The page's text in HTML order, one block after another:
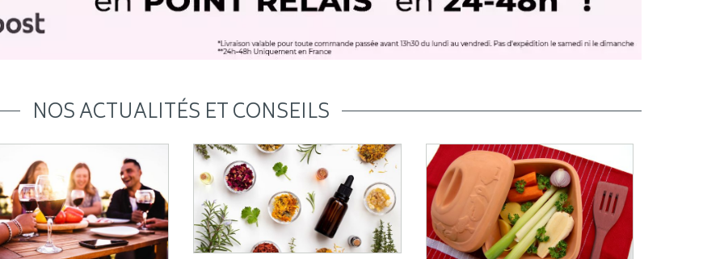
NOS ACTUALITÉS ET CONSEILS